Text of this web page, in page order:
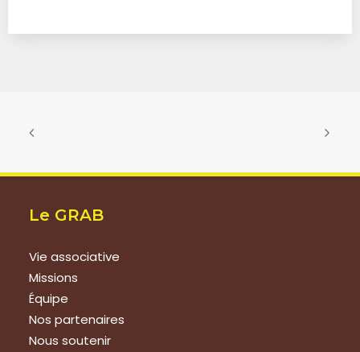
Le GRAB
Vie associative
Missions
Équipe
Nos partenaires
Nous soutenir